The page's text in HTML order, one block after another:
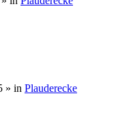
» in Plauderecke